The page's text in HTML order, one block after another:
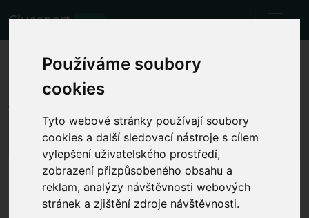
Používáme soubory
cookies
Tyto webové stránky používají soubory
cookies a další sledovací nástroje s cílem
vylepšení uživatelského prostředí,
zobrazení přizpůsobeného obsahu a
reklam, analýzy návštěvnosti webových
stránek a zjištění zdroje návštěvnosti.
Cluesport BETA
Los mejores billetes de avión y
entradas para el partido de
fútbol Burnley vs Luton.
Partidos 13.1.2024 Burnley - Luton
Mostrar la hora local del partido
sáb 13.1.2024 16:00
Turf Moor, Burnley (England)